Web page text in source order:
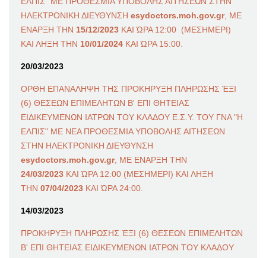
ΗΛΕΚΤΡΟΝΙΚΗ ΔΙΕΥΘΥΝΣΗ esydoctors.moh.gov.gr, ΜΕ
ΕΝΑΡΞΗ ΤΗΝ 15/12/2023 ΚΑΙ ΏΡΑ 12:00 (ΜΕΣΗΜΕΡΙ)
ΚΑΙ ΛΗΞΗ ΤΗΝ 10/01/2024 ΚΑΙ ΏΡΑ 15:00.
20/03/2023
ΟΡΘΗ ΕΠΑΝΑΛΗΨΗ ΤΗΣ ΠΡΟΚΗΡΥΞΗ ΠΛΗΡΩΣΗΣ ΈΞΙ
(6) ΘΕΣΕΩΝ ΕΠΙΜΕΛΗΤΩΝ Β' ΕΠΙ ΘΗΤΕΙΑΣ
ΕΙΔΙΚΕΥΜΕΝΩΝ ΙΑΤΡΩΝ ΤΟΥ ΚΛΑΔΟΥ Ε.Σ.Υ. ΤΟΥ ΓΝΑ "Η
ΕΛΠΙΣ" ΜΕ ΝΕΑ ΠΡΟΘΕΣΜΙΑ ΥΠΟΒΟΛΗΣ ΑΙΤΗΣΕΩΝ
ΣΤΗΝ ΗΛΕΚΤΡΟΝΙΚΗ ΔΙΕΥΘΥΝΣΗ
esydoctors.moh.gov.gr, ΜΕ ΕΝΑΡΞΗ ΤΗΝ
24/03/2023 ΚΑΙ ΏΡΑ 12:00 (ΜΕΣΗΜΕΡΙ) ΚΑΙ ΛΗΞΗ
ΤΗΝ 07/04/2023 ΚΑΙ ΏΡΑ 24:00.
14/03/2023
ΠΡΟΚΗΡΥΞΗ ΠΛΗΡΩΣΗΣ ΈΞΙ (6) ΘΕΣΕΩΝ ΕΠΙΜΕΛΗΤΩΝ
Β' ΕΠΙ ΘΗΤΕΙΑΣ ΕΙΔΙΚΕΥΜΕΝΩΝ ΙΑΤΡΩΝ ΤΟΥ ΚΛΑΔΟΥ